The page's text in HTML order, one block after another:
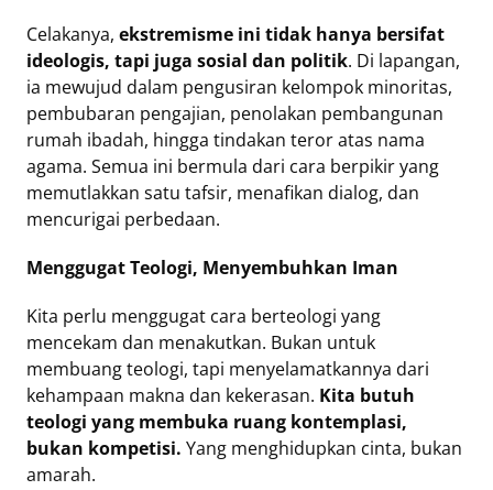
Celakanya, ekstremisme ini tidak hanya bersifat
ideologis, tapi juga sosial dan politik. Di lapangan,
ia mewujud dalam pengusiran kelompok minoritas,
pembubaran pengajian, penolakan pembangunan
rumah ibadah, hingga tindakan teror atas nama
agama. Semua ini bermula dari cara berpikir yang
memutlakkan satu tafsir, menafikan dialog, dan
mencurigai perbedaan.
Menggugat Teologi, Menyembuhkan Iman
Kita perlu menggugat cara berteologi yang
mencekam dan menakutkan. Bukan untuk
membuang teologi, tapi menyelamatkannya dari
kehampaan makna dan kekerasan. Kita butuh
teologi yang membuka ruang kontemplasi,
bukan kompetisi. Yang menghidupkan cinta, bukan
amarah.